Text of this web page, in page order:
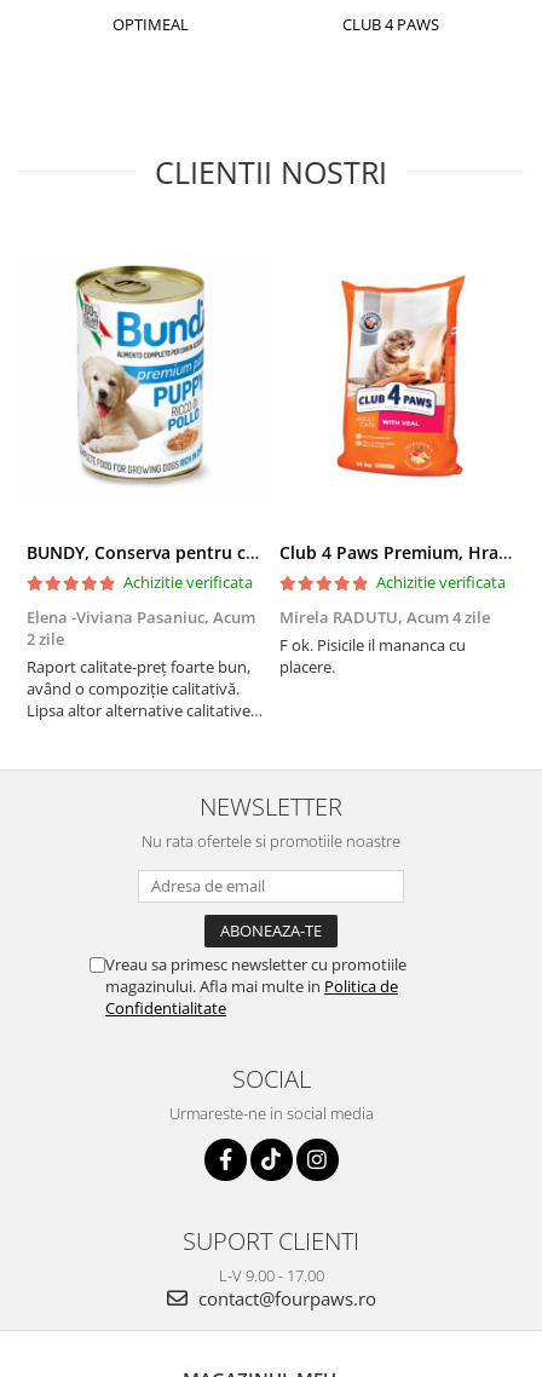
OPTIMEAL CLUB 4 PAWS
CLIENTII NOSTRI
BUNDY, Conserva pentru catei, cu pui 400g
Achizitie verificata
Elena -Viviana Pasaniuc, Acum
2 zile
Raport calitate-preț foarte bun,
având o compoziție calitativă.
Lipsa altor alternative calitative
Club 4 Paws Premium, Hrana uscata pisici adulte, cu Vita, 14kg
Achizitie verificata
Mirela RADUTU, Acum 4 zile
F ok. Pisicile il mananca cu
placere.
NEWSLETTER
Nu rata ofertele si promotiile noastre
Vreau sa primesc newsletter cu promotiile
magazinului. Afla mai multe in Politica de
Confidentialitate
SOCIAL
Urmareste-ne in social media
SUPORT CLIENTI
L-V 9.00 - 17.00
contact@fourpaws.ro